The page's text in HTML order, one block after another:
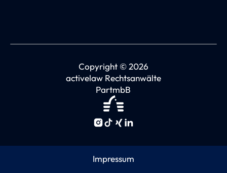
Copyright © 2026
activelaw Rechtsanwälte
PartmbB
Impressum